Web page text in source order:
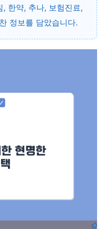
한약, 추나, 보험진료,
정보를 담았습니다.